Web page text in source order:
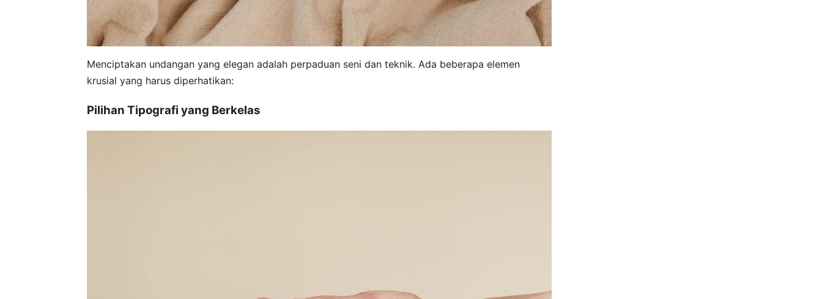
Menciptakan undangan yang elegan adalah perpaduan seni dan teknik. Ada beberapa elemen
krusial yang harus diperhatikan:
Pilihan Tipografi yang Berkelas